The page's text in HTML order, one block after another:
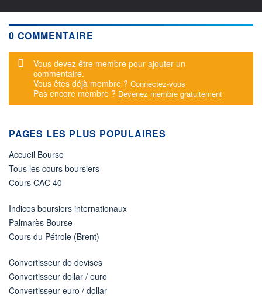
0 COMMENTAIRE
Message d'alerte
Vous devez être membre pour ajouter un
commentaire.
Vous êtes déjà membre ? Connectez-vous
Pas encore membre ? Devenez membre gratuitement
PAGES LES PLUS POPULAIRES
Accueil Bourse
Tous les cours boursiers
Cours CAC 40
Indices boursiers internationaux
Palmarès Bourse
Cours du Pétrole (Brent)
Convertisseur de devises
Convertisseur dollar / euro
Convertisseur euro / dollar